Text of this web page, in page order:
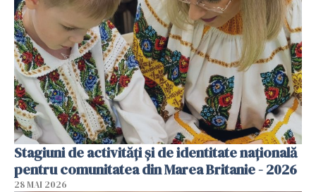
Stagiuni de activități și de identitate națională
pentru comunitatea din Marea Britanie - 2026
28 MAI 2026